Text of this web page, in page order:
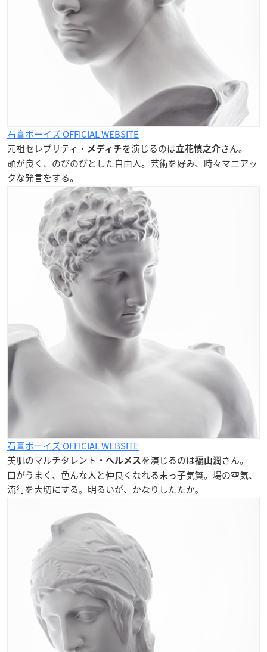
石膏ボーイズ OFFICIAL WEBSITE
元祖セレブリティ・ メディチを演じるのは立花慎之介さん。
頭が良く、のびのびとした自由人。芸術を好み、時々マニアッ
クな発言をする。
石膏ボーイズ OFFICIAL WEBSITE
美肌のマルチタレント・ ヘルメス を演じるのは福山潤 さん。
口がうまく、色んな人と仲良くなれる末っ子気質。場の空気、
流行を大切にする。明るいが、かなりしたたか。